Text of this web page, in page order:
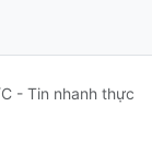
- Tin nhanh thực